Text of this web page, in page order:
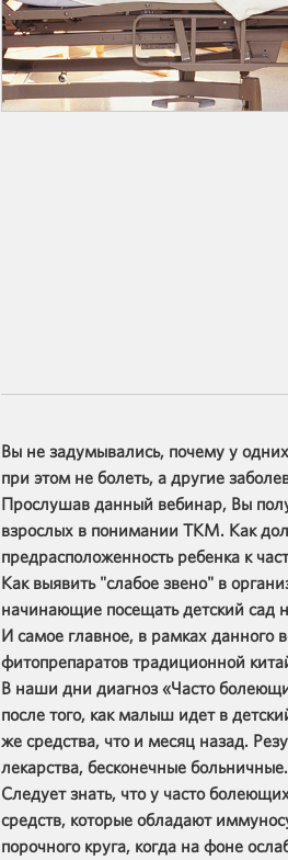
Вы не задумывались, почему у
при этом не болеть, а другие
Прослушав данный вебинар, Вы
взрослых в понимании ТКМ. Как
предрасположенность ребенка к
Как выявить "слабое звено" в
начинающие посещать детский сад
И самое главное, в рамках данного
фитопрепаратов традиционной
В наши дни диагноз «Часто
после того, как малыш идет в
же средства, что и месяц назад.
лекарства, бесконечные больничные.
Следует знать, что у часто
средств, которые обладают
порочного круга, когда на фоне